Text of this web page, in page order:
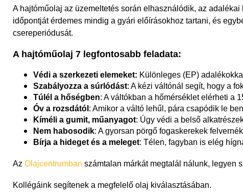
A hajtóműolaj az üzemeltetés során elhasználódik, az
időpontját érdemes mindig a gyári előírásokhoz tartani, és
csereperiódusát.
A hajtóműolaj 7 legfontosabb feladata:
Védi a szerkezeti elemeket: Különleges (EP)
Szabályozza a súrlódást: A kézi váltónál segít, hogy a
Túlél a hőségben: A váltókban a hőmérséklet elérheti a
Óv a rozsdától : Amikor a váltó lehűl, pára csapódik le
Kíméli a gumit, műanyagot: Úgy védi a belső
Nem habosodik: A gyorsan pörgő fogaskerekek
Bírja a hideget és a meleget: Télen, fagyban is elég
Az Olajcentrumban számtalan márkát megtalál nálunk, legyen
Kollégáink segítenek a megfelelő olaj kiválasztásában.